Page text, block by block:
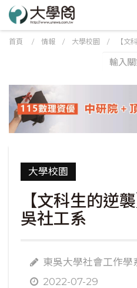
首頁 / 情報 / 大學校園 / 【文
大學校園
【文科生的逆
吳社工系
東吳大學社會工作學
2022-07-29